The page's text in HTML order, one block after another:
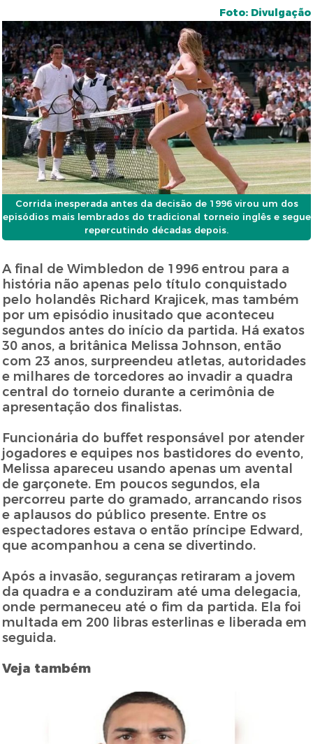
Foto: Divulgação
Corrida inesperada antes da decisão de 1996 virou um dos
episódios mais lembrados do tradicional torneio inglês e segue
repercutindo décadas depois.
A final de Wimbledon de 1996 entrou para a
história não apenas pelo título conquistado
pelo holandês Richard Krajicek, mas também
por um episódio inusitado que aconteceu
segundos antes do início da partida. Há exatos
30 anos, a britânica Melissa Johnson, então
com 23 anos, surpreendeu atletas, autoridades
e milhares de torcedores ao invadir a quadra
central do torneio durante a cerimônia de
apresentação dos finalistas.
Funcionária do buffet responsável por atender
jogadores e equipes nos bastidores do evento,
Melissa apareceu usando apenas um avental
de garçonete. Em poucos segundos, ela
percorreu parte do gramado, arrancando risos
e aplausos do público presente. Entre os
espectadores estava o então príncipe Edward,
que acompanhou a cena se divertindo.
Após a invasão, seguranças retiraram a jovem
da quadra e a conduziram até uma delegacia,
onde permaneceu até o fim da partida. Ela foi
multada em 200 libras esterlinas e liberada em
seguida.
Veja também